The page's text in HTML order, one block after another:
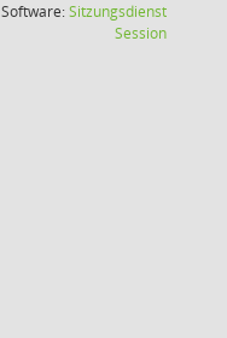
Software:Sitzungsdienst
Session(Wird in